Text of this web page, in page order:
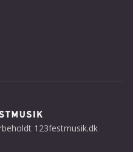
123festmusik.dk